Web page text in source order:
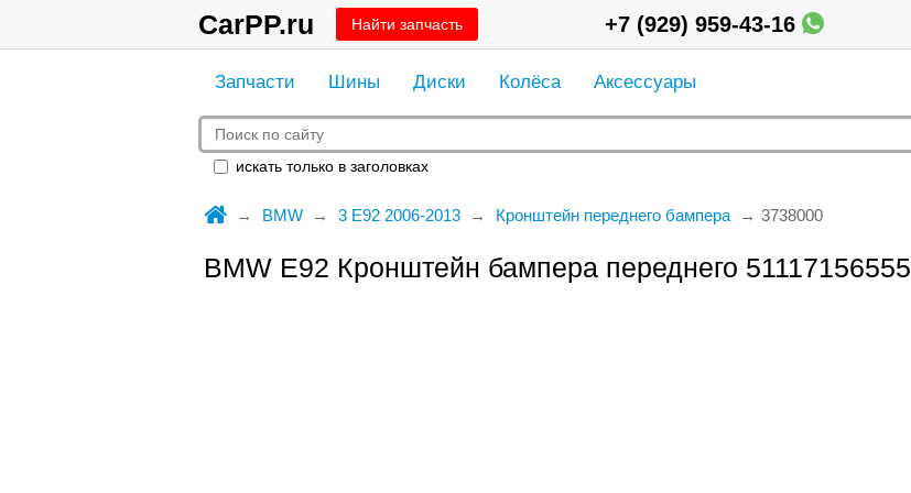
CarPP.ru Найти запчасть +7 (929) 959-43-16
Запчасти Шины Диски Колёса Аксессуары
искать только в заголовках
BMW 3 E92 2006-2013 Кронштейн переднего бампера 3738000
BMW E92 Кронштейн бампера переднего 51117156555